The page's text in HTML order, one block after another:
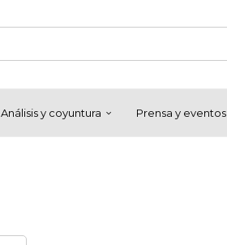
Análisis y coyuntura Prensa y eventos